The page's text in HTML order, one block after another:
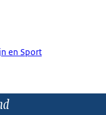
en Sport